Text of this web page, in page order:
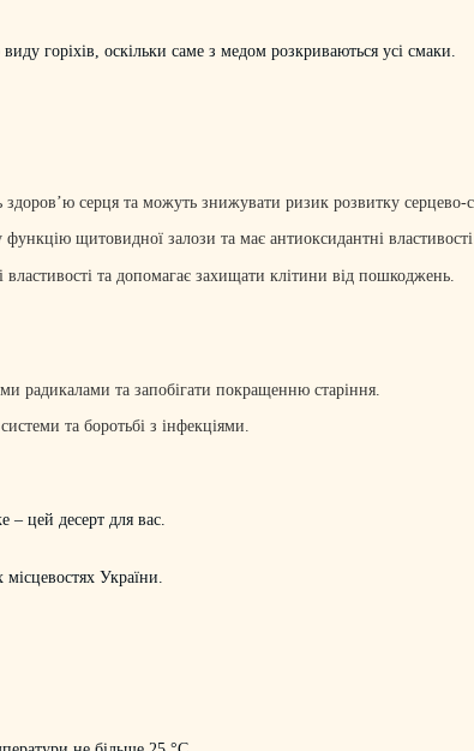
горіхів, оскільки саме з медом розкриваються усі смаки.
серця та можуть знижувати ризик розвитку
щитовидної залози та має антиоксидантні
та допомагає захищати клітини від пошкоджень.
радикалами та запобігати покращенню старіння.
та боротьбі з інфекціями.
– цей десерт для вас.
України.